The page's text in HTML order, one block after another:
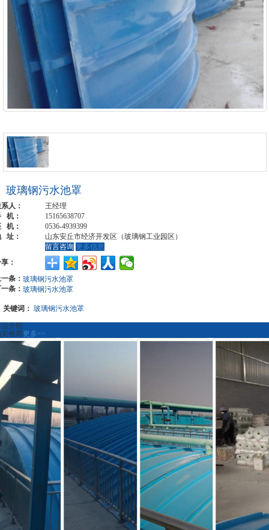
玻璃钢污水池罩
人：
王经理
机：
15165638707
机：
0536-4939399
址：
山东安丘市经济开发区（玻璃钢工业园区）
留言咨询 更多信息
：
条： 玻璃钢污水池罩
条： 玻璃钢污水池罩
关键词： 玻璃钢污水池罩
介绍
推荐更多>>